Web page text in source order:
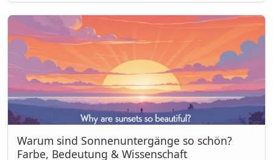
Warum sind Sonnenuntergänge so schön?
Farbe, Bedeutung & Wissenschaft